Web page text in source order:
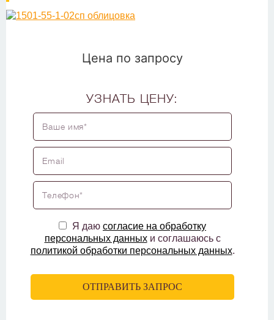
Цена по запросу
УЗНАТЬ ЦЕНУ:
Я даю согласие на обработку
персональных данныхи соглашаюсь с
политикой обработки персональных данных.